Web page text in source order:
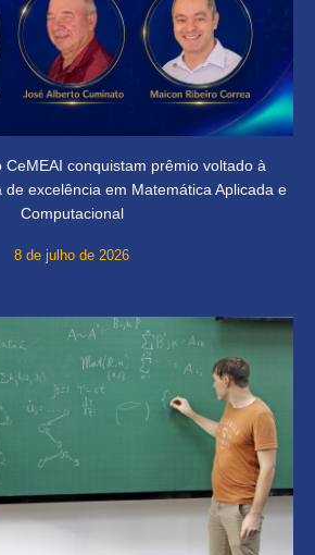
CeMEAI conquistam prêmio voltado à
de excelência em Matemática Aplicada e
Computacional
8 de julho de 2026